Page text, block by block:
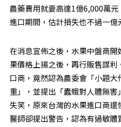
農藥費用就要高達1億6,000萬
進口期間，估計損失也不過一億
在消息宣佈之後，水果中盤商
果價格上揚之後，再行販售謀
口商，竟然認為農委會「小題
重」，並提出「蠹蛾對人體無
失笑，原來台灣的水果進口商
醫師卻提出警告，認為有過敏